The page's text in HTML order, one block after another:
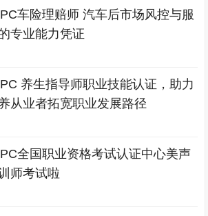
车险理赔师 汽车后市场风控与服
专业能力凭证
养生指导师职业技能认证，助力
从业者拓宽职业发展路径
全国职业资格考试认证中心美声
师考试啦